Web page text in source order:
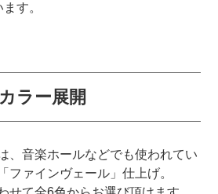
す。
カラー展開
、音楽ホールなどでも使われてい
ファインヴェール」仕上げ。